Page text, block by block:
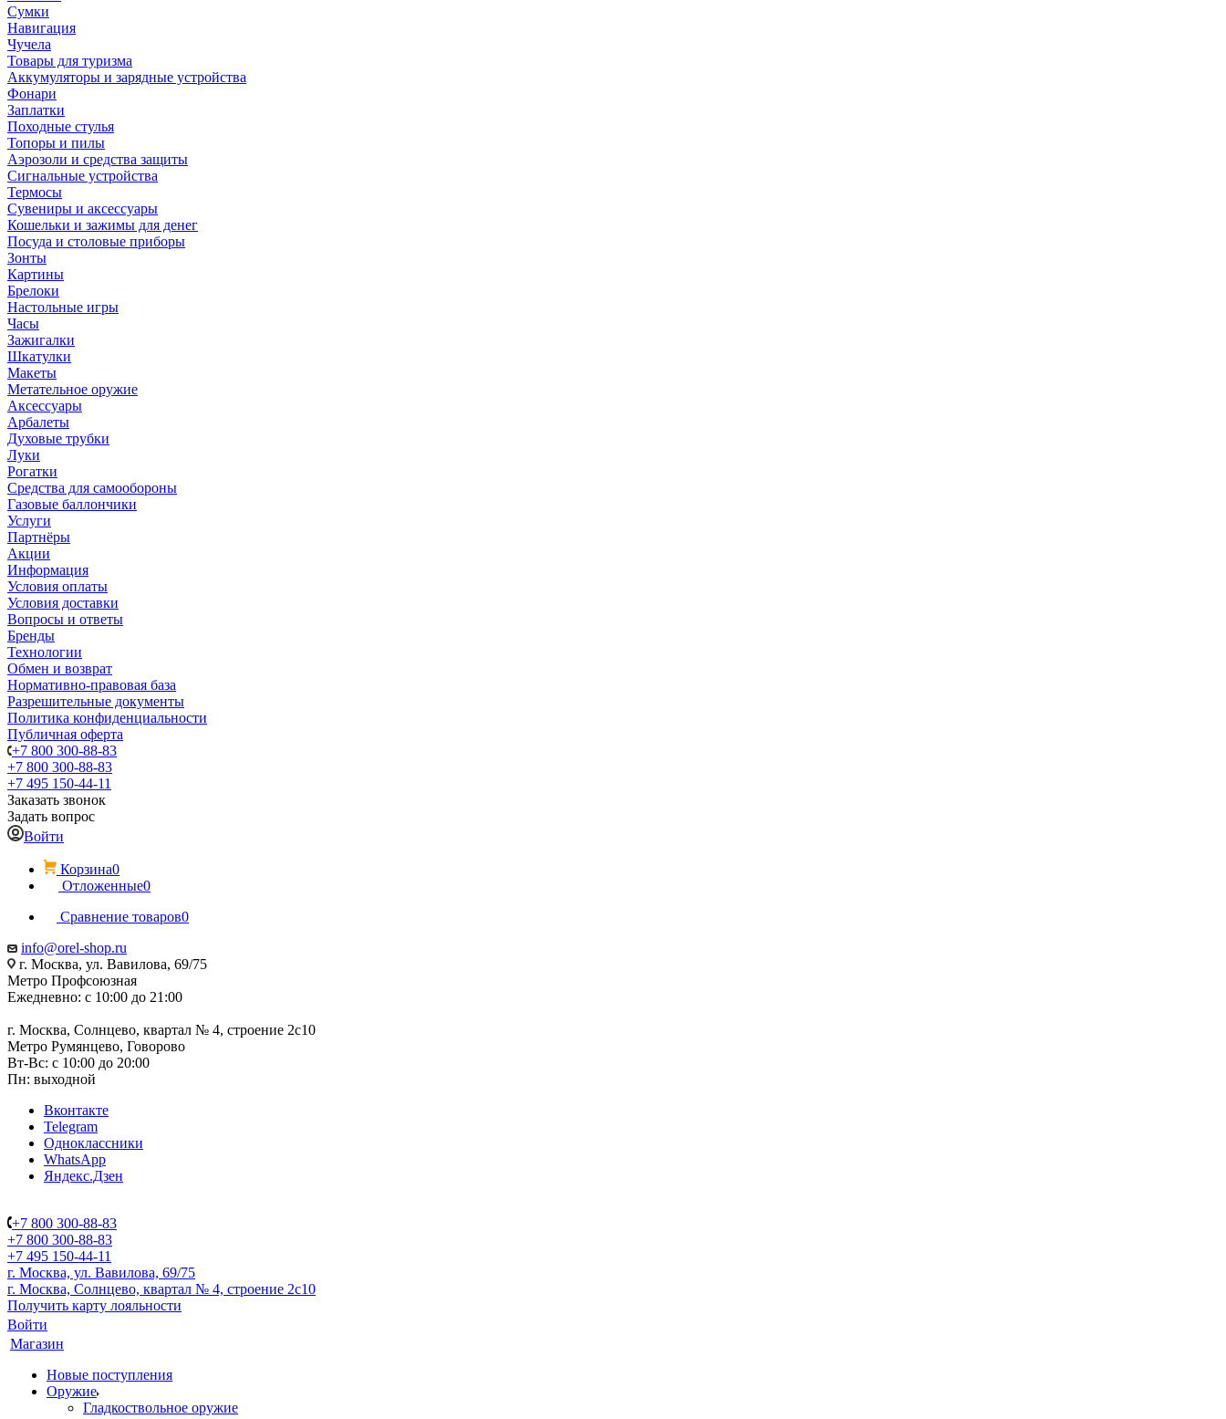
Сумки
Навигация
Чучела
Товары для туризма
Аккумуляторы и зарядные устройства
Фонари
Заплатки
Походные стулья
Топоры и пилы
Аэрозоли и средства защиты
Сигнальные устройства
Термосы
Сувениры и аксессуары
Кошельки и зажимы для денег
Посуда и столовые приборы
Зонты
Картины
Брелоки
Настольные игры
Часы
Зажигалки
Шкатулки
Макеты
Метательное оружие
Аксессуары
Арбалеты
Духовые трубки
Луки
Рогатки
Средства для самообороны
Газовые баллончики
Услуги
Партнёры
Акции
Информация
Условия оплаты
Условия доставки
Вопросы и ответы
Бренды
Технологии
Обмен и возврат
Нормативно-правовая база
Разрешительные документы
Политика конфиденциальности
Публичная оферта
+7 800 300-88-83
+7 800 300-88-83
+7 495 150-44-11
Заказать звонок
Задать вопрос
Войти
Корзина0
Отложенные0
Сравнение товаров0
info@orel-shop.ru
г. Москва, ул. Вавилова, 69/75
Метро Профсоюзная
Ежедневно: с 10:00 до 21:00
г. Москва, Солнцево, квартал № 4, строение 2с10
Метро Румянцево, Говорово
Вт-Вс: с 10:00 до 20:00
Пн: выходной
Вконтакте
Telegram
Одноклассники
WhatsApp
Яндекс.Дзен
+7 800 300-88-83
+7 800 300-88-83
+7 495 150-44-11
г. Москва, ул. Вавилова, 69/75
г. Москва, Солнцево, квартал № 4, строение 2с10
Получить карту лояльности
Войти
Магазин
Новые поступления
Оружие
Гладкоствольное оружие